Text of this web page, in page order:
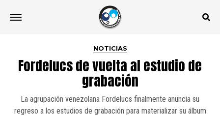
NOTICIAS
Fordelucs de vuelta al estudio de
grabación
La agrupación venezolana Fordelucs finalmente anuncia su
regreso a los estudios de grabación para materializar su álbum